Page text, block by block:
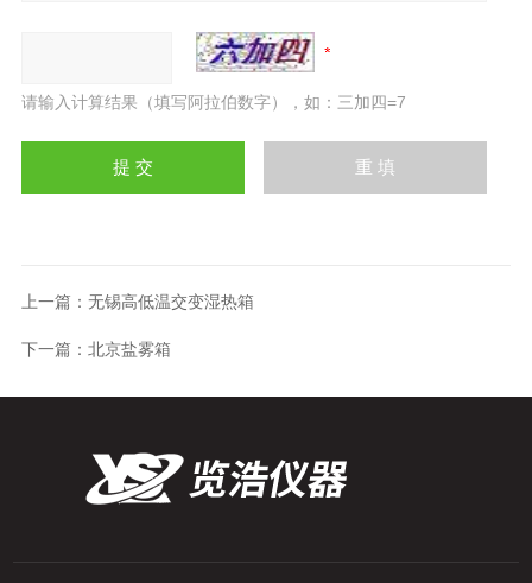
请输入计算结果（填写阿拉伯数字），如：三加四=7
上一篇： 无锡高低温交变湿热箱
下一篇： 北京盐雾箱